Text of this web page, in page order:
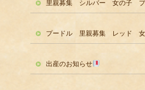
出産のお知らせ